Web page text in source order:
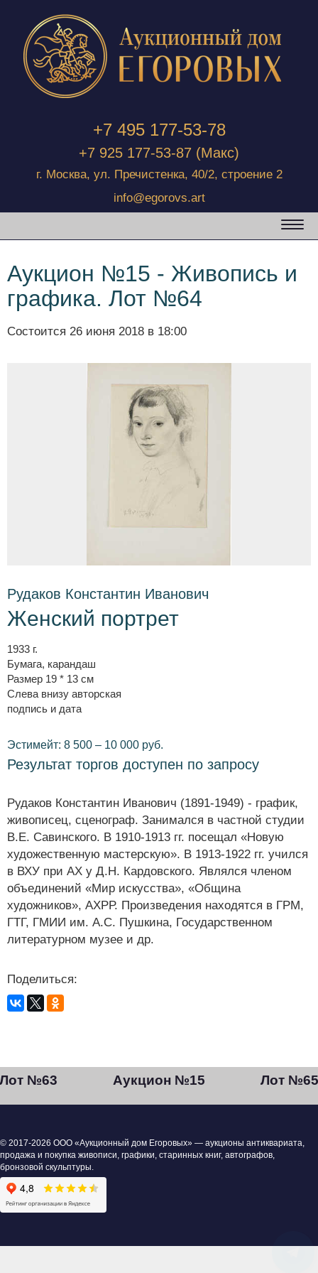
+7 495 177-53-78
+7 925 177-53-87 (Макс)
г. Москва, ул. Пречистенка, 40/2, строение 2
info@egorovs.art
Аукцион №15 - Живопись и
графика. Лот №64
Состоится 26 июня 2018 в 18:00
Рудаков Константин Иванович
Женский портрет
1933 г.
Бумага, карандаш
Размер 19 * 13 см
Слева внизу авторская
подпись и дата
Эстимейт: 8 500 – 10 000 руб.
Результат торгов доступен по запросу
Рудаков Константин Иванович (1891-1949) - график,
живописец, сценограф. Занимался в частной студии
В.Е. Савинского. В 1910-1913 гг. посещал «Новую
художественную мастерскую». В 1913-1922 гг. учился
в ВХУ при АХ у Д.Н. Кардовского. Являлся членом
объединений «Мир искусства», «Община
художников», АХРР. Произведения находятся в ГРМ,
ГТГ, ГМИИ им. А.С. Пушкина, Государственном
литературном музее и др.
Поделиться:
Лот №63 Аукцион №15 Лот №65
© 2017-2026 ООО «Аукционный дом Егоровых» — аукционы антиквариата,
продажа и покупка живописи, графики, старинных книг, автографов,
бронзовой скульптуры.